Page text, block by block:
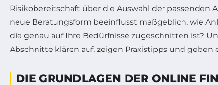
Risikobereitschaft über die Auswahl der
neue Beratungsform beeinflusst maßgeblich, wie
die genau auf Ihre Bedürfnisse zugeschnitten ist?
Abschnitte klären auf, zeigen Praxistipps und
DIE GRUNDLAGEN DER ONLINE